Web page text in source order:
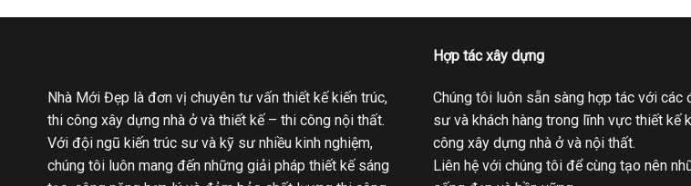
Nhà Mới Đẹp là đơn vị chuyên tư vấn thiết kế kiến trúc,
thi công xây dựng nhà ở và thiết kế – thi công nội thất.
Với đội ngũ kiến trúc sư và kỹ sư nhiều kinh nghiệm,
chúng tôi luôn mang đến những giải pháp thiết kế sáng
Hợp tác xây dựng
Chúng tôi luôn sẵn sàng hợp tác với các
sư và khách hàng trong lĩnh vực thiết kế
công xây dựng nhà ở và nội thất.
Liên hệ với chúng tôi để cùng tạo nên